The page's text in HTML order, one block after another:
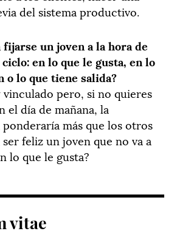
del sistema productivo.
fijarse un joven a la hora de
en lo que le gusta, en lo
o lo que tiene salida?
pero, si no quieres
día de mañana, la
más que los otros
feliz un joven que no va a
lo que le gusta?
vitae